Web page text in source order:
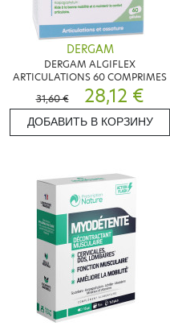
DERGAM
DERGAM ALGIFLEX
ARTICULATIONS 60 COMPRIMES
31,60 €
28,12 €
ДОБАВИТЬ В КОРЗИНУ